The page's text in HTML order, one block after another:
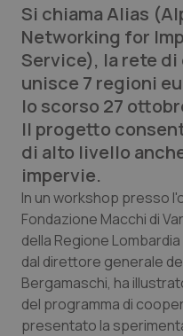
Lettere al direttore
Edizioni Regionali
QS Pro
Professionisti
Abruzzo
Basilicata
Calabria
QS Pro Gold
Artrite & artrosi
Asma & BPCO
QS Club Newsletter
Si chiama Alias
Networking for
Service), la rete
unisce 7 regioni
lo scorso 27
Il progetto
di alto livello
impervie.
In un workshop presso
Fondazione Macchi di
della Regione
dal direttore generale
Bergamaschi, ha
del programma di
presentato la